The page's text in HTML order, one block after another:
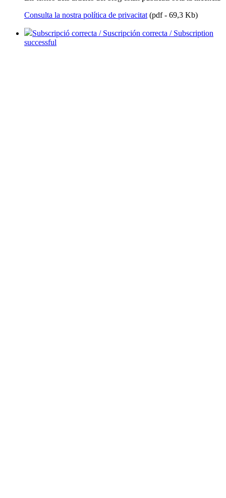
Consulta la nostra política de privacitat (pdf - 69,3 Kb)
Subscripció correcta / Suscripción correcta / Subscription
successful